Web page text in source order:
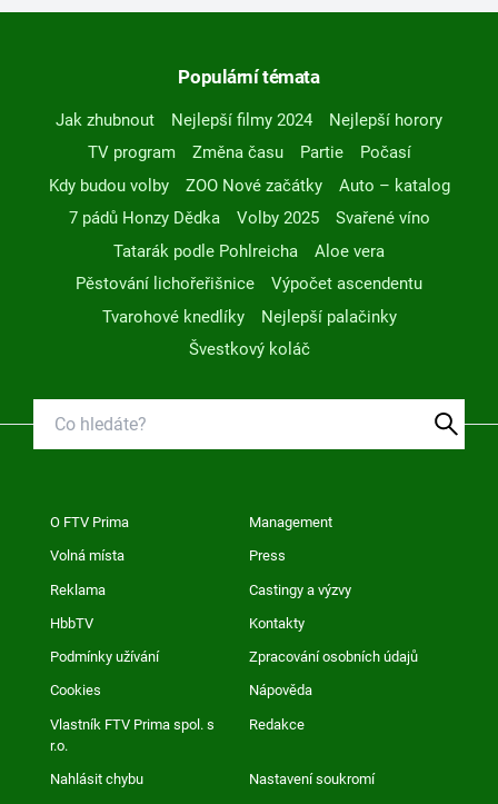
Populární témata
Jak zhubnout Nejlepší filmy 2024
Nejlepší horory
TV program
Změna času Partie
Počasí
Kdy budou volby
ZOO Nové začátky
Auto – katalog
7 pádů Honzy Dědka
Volby 2025
Svařené víno
Tatarák podle Pohlreicha
Aloe vera
Pěstování lichořeřišnice
Výpočet ascendentu
Tvarohové knedlíky
Nejlepší palačinky
Švestkový koláč
O FTV Prima Management
Volná místa Press
Reklama Castingy a výzvy
HbbTV Kontakty
Podmínky užívání Zpracování osobních údajů
Cookies Nápověda
Vlastník FTV Prima spol. s
r.o.
Redakce
Nahlásit chybu Nastavení soukromí